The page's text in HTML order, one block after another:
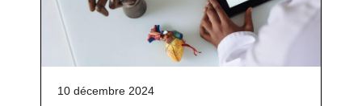
10 décembre 2024